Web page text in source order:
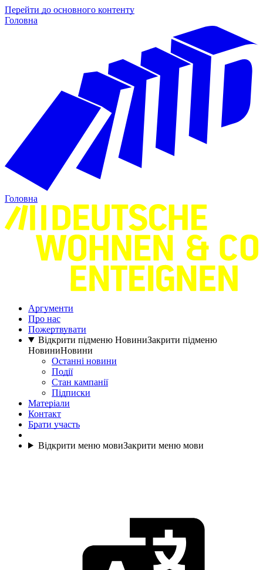
Перейти до основного контенту
Головна
Головна
Аргументи
Про нас
Пожертвувати
Відкрити підменю НовиниЗакрити підменю
НовиниНовини
Останні новини
Події
Стан кампанії
Підписки
Матеріали
Контакт
Брати участь
Відкрити меню мовиЗакрити меню мови